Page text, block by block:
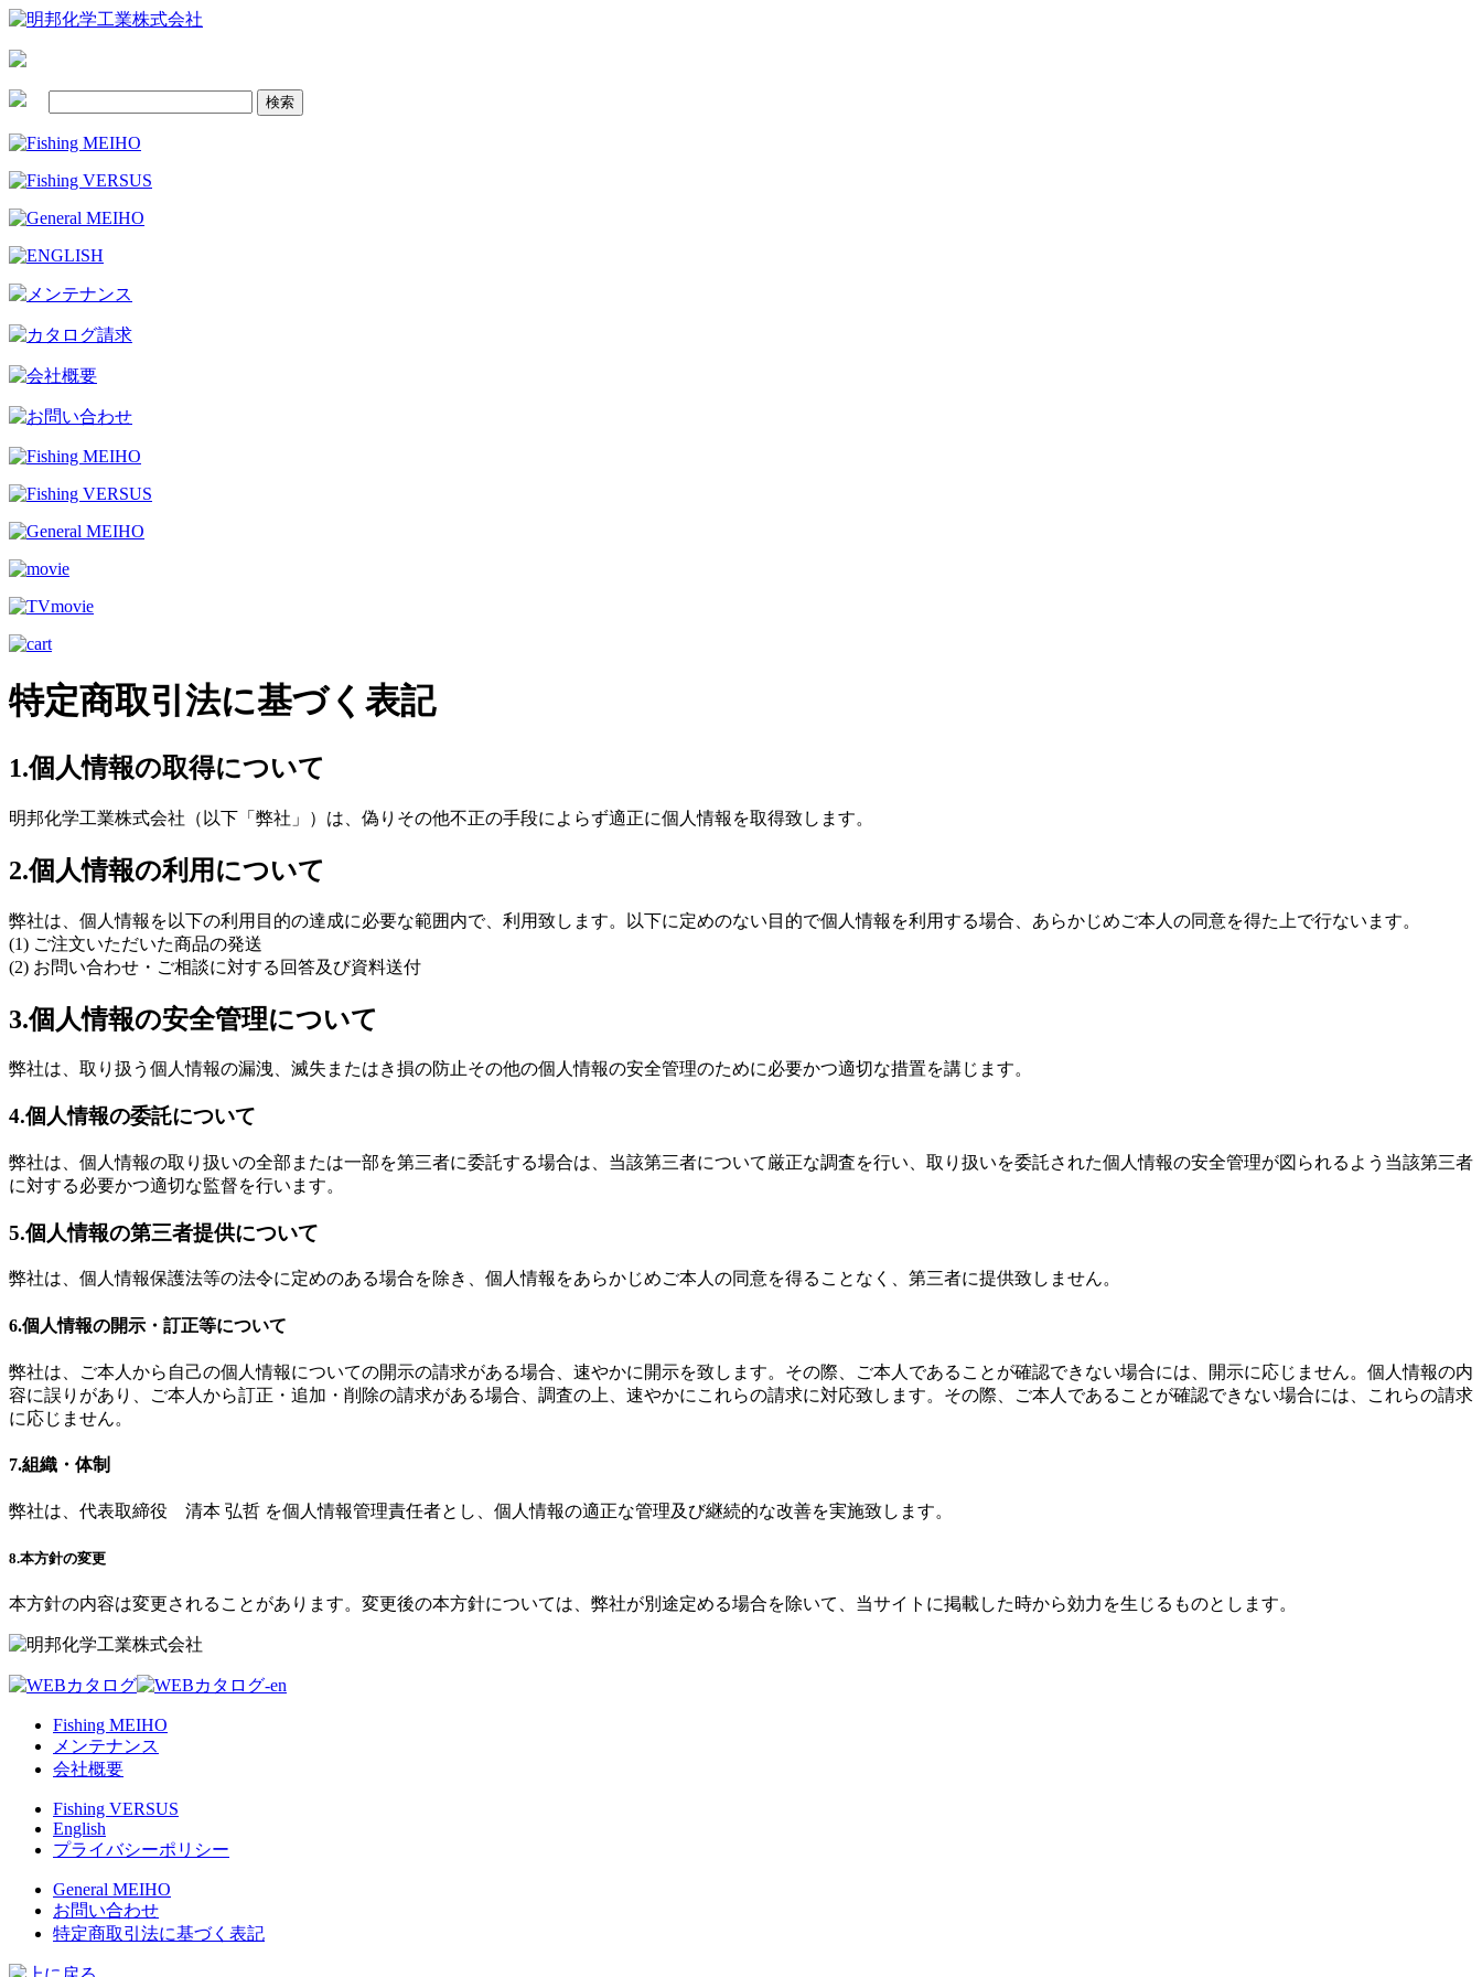
特定商取引法に基づく表記
1.個人情報の取得について
明邦化学工業株式会社（以下「弊社」）は、偽りその他不正の手段によらず適正に個人情報を取得致します。
2.個人情報の利用について
弊社は、個人情報を以下の利用目的の達成に必要な範囲内で、利用致します。以下に定めのない目的で個人情報を利用する場合、あらかじめご本人の同意を得た上で行ないます。
(1) ご注文いただいた商品の発送
(2) お問い合わせ・ご相談に対する回答及び資料送付
3.個人情報の安全管理について
弊社は、取り扱う個人情報の漏洩、滅失またはき損の防止その他の個人情報の安全管理のために必要かつ適切な措置を講じます。
4.個人情報の委託について
弊社は、個人情報の取り扱いの全部または一部を第三者に委託する場合は、当該第三者について厳正な調査を行い、取り扱いを委託された個人情報の安全管理が図られるよう当該第三者
に対する必要かつ適切な監督を行います。
5.個人情報の第三者提供について
弊社は、個人情報保護法等の法令に定めのある場合を除き、個人情報をあらかじめご本人の同意を得ることなく、第三者に提供致しません。
6.個人情報の開示・訂正等について
弊社は、ご本人から自己の個人情報についての開示の請求がある場合、速やかに開示を致します。その際、ご本人であることが確認できない場合には、開示に応じません。個人情報の内
容に誤りがあり、ご本人から訂正・追加・削除の請求がある場合、調査の上、速やかにこれらの請求に対応致します。その際、ご本人であることが確認できない場合には、これらの請求
に応じません。
7.組織・体制
弊社は、代表取締役 清本 弘哲 を個人情報管理責任者とし、個人情報の適正な管理及び継続的な改善を実施致します。
8.本方針の変更
本方針の内容は変更されることがあります。変更後の本方針については、弊社が別途定める場合を除いて、当サイトに掲載した時から効力を生じるものとします。
Fishing MEIHO
メンテナンス
会社概要
Fishing VERSUS
English
プライバシーポリシー
General MEIHO
お問い合わせ
特定商取引法に基づく表記